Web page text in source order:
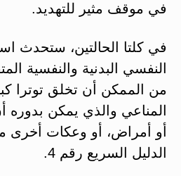
في موقف مثير للتهديد.
في كلتا الحالتين، ستحدث
النفسي البدنية والنفسية
من الممكن أن تخلق توترا
المناعي والذي يمكن
أو أمراض، أو وعكات أخرى
الدليل السريع رقم 4.